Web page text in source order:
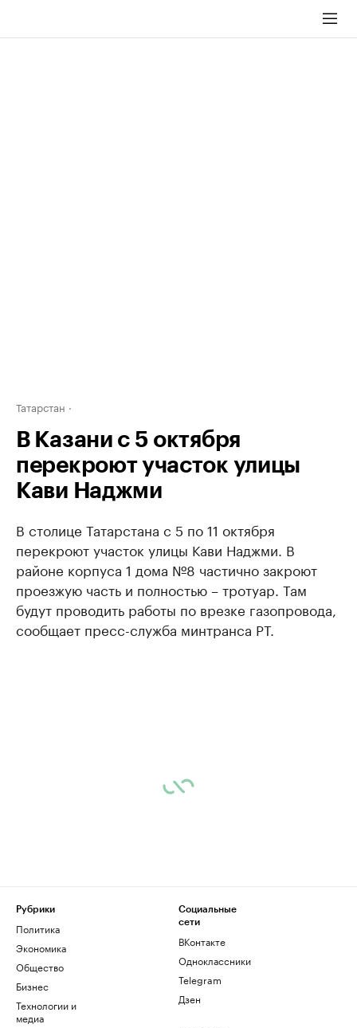
Татарстан
В Казани с 5 октября
перекроют участок улицы
Кави Наджми
В столице Татарстана с 5 по 11 октября
перекроют участок улицы Кави Наджми. В
районе корпуса 1 дома №8 частично закроют
проезжую часть и полностью – тротуар. Там
будут проводить работы по врезке газопровода,
сообщает пресс-служба минтранса РТ.
Рубрики
Политика
Экономика
Общество
Бизнес
Технологии и
медиа
Социальные
сети
ВКонтакте
Одноклассники
Telegram
Дзен